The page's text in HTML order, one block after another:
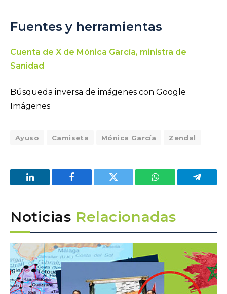
Fuentes y herramientas
Cuenta de X de Mónica García, ministra de
Sanidad
Búsqueda inversa de imágenes con Google
Imágenes
Ayuso Camiseta Mónica García Zendal
LinkedIn Facebook Twitter WhatsApp
Noticias Relacionadas